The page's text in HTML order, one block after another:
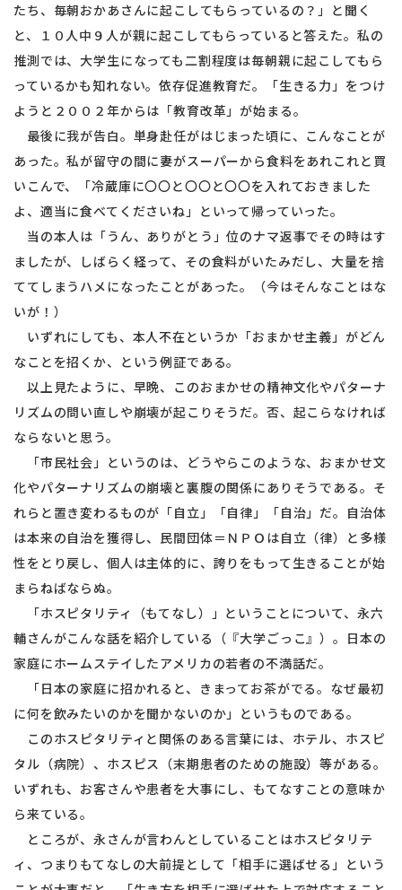
たち、毎朝おかあさんに起こしてもらっているの？」と聞く
と、１０人中９人が親に起こしてもらっていると答えた。私の
推測では、大学生になっても二割程度は毎朝親に起こしてもら
っているかも知れない。依存促進教育だ。「生きる力」をつけ
ようと２００２年からは「教育改革」が始まる。
最後に我が告白。単身赴任がはじまった頃に、こんなことが
あった。私が留守の間に妻がスーパーから食料をあれこれと買
いこんで、「冷蔵庫に〇〇と〇〇と〇〇を入れておきました
よ、適当に食べてくださいね」といって帰っていった。
当の本人は「うん、ありがとう」位のナマ返事でその時はす
ましたが、しばらく経って、その食料がいたみだし、大量を捨
ててしまうハメになったことがあった。（今はそんなことはな
いが！）
いずれにしても、本人不在というか「おまかせ主義」がどん
なことを招くか、という例証である。
以上見たように、早晩、このおまかせの精神文化やパターナ
リズムの問い直しや崩壊が起こりそうだ。否、起こらなければ
ならないと思う。
「市民社会」というのは、どうやらこのような、おまかせ文
化やパターナリズムの崩壊と裏腹の関係にありそうである。そ
れらと置き変わるものが「自立」「自律」「自治」だ。自治体
は本来の自治を獲得し、民間団体＝ＮＰＯは自立（律）と多様
性をとり戻し、個人は主体的に、誇りをもって生きることが始
まらねばならぬ。
「ホスピタリティ（もてなし）」ということについて、永六
輔さんがこんな話を紹介している（『大学ごっこ』）。日本の
家庭にホームステイしたアメリカの若者の不満話だ。
「日本の家庭に招かれると、きまってお茶がでる。なぜ最初
に何を飲みたいのかを聞かないのか」というものである。
このホスピタリティと関係のある言葉には、ホテル、ホスピ
タル（病院）、ホスピス（末期患者のための施設）等がある。
いずれも、お客さんや患者を大事にし、もてなすことの意味か
ら来ている。
ところが、永さんが言わんとしていることはホスピタリテ
ィ、つまりもてなしの大前提として「相手に選ばせる」という